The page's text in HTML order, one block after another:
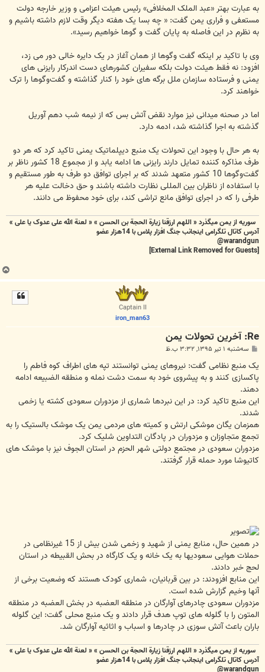
به عبارت بهتر «عبد الملک المخلافی» رئیس هیئت اعزامی و وزیر خارجه دولت
مستعفی و فراری یمن گفت: « چه بسا یک هفته دیگر وقت لازم داشته باشیم و
به نظرم در این فاصله به پایان گفت و گوها خواهیم رسید».
وی با تاکید بر اینکه گفت وگوها از همان آغاز در یک دایره خالی دور می زد،
افزود: نه فقط هیئت دولت بلکه سفیران کشورهای دست اندرکار رایزنی های
یمنی و فرستاده سازمان ملل برگه های خود را کنار گذاشته و گفت‌وگوها را ترک
خواهند کرد.
اما در صحنه میدانی نیز موارد نقض آتش بس که از نیمه شب دهم آوریل
گذشته به اجرا گذاشته شد، ادمه دارد.
به هر حال با وجود این تحولات یک منبع دیپلماتیک یمنی تاکید کرد که هر دو
طرف مذاکره کننده تمایل دارند رایزنی ها ادامه یابد و از مجموع 18 کشور ناظر بر
گفت‌وگوها 10 کشور متعهد شدند که بر اجرای توافق دو طرف به طور مستقیم و
با استفاده از ناظران بین المللی نظارت داشته باشند و حق دخالت علیه هر
طرفی را که در اجرای توافق مانع تراشی کند، برای خود محفوظ می دانند.
سوریه از یمن میگذرد « اللهم ارزقنا زيارة الحجة بن الحسن » « لعنة الله علی عدوک یا علی »
آدرس کاتال تلگرامی اینجانب جنگ افزار پلاس با 14هزار عضو
warandgun@
ب
ا
Captain II
iron_man63
Re: آخرین تحولات یمن
پ
ت
سه‌شنبه ۱ تیر ۱۳۹۵, ۳:۳۲ ب.ظ
یک منبع نظامی گفت: نیروهای یمنی توانستند تپه های اطراف کوه فاطم را
پاکسازی کنند و به پیشروی خود به سمت دشت نمله و منطقه الضبیعه ادامه
دهند.
این منبع تاکید کرد: در این نبردها شماری از مزدوران سعودی کشته یا زخمی
شدند.
همزمان یگان موشکی ارتش و کمیته های مردمی یمن یک موشک بالستیک را به
تجمع متجاوزان و مزدوران در پادگان التداوین شلیک کرد.
مزدوران سعودی در مجتمع دولتی شهر الحزم در استان الجوف نیز با موشک های
کاتیوشا مورد حمله قرار گرفتند.
در همین حال، منابع یمنی از شهید و زخمی شدن بیش از 15 غیرنظامی در
حملات هوایی سعودیها به یک خانه و یک کارگاه در بحش القبیطه در استان
لحج خبر دادند.
این منابع افزودند: در بین قربانیان، شماری کودک هستند که وضعیت برخی از
آنها وخیم گزارش شده است.
مزدوران سعودی چادرهای آوارگان در منطقه العضبه در بخش العضبه در منطقه
المتون را با گلوله های توپ هدف قرار دادند و یک منبع محلی گفت: این گلوله
باران باعث آتش سوزی در چادرها و اسباب و اثاثیه آوارگان شد.
سوریه از یمن میگذرد « اللهم ارزقنا زيارة الحجة بن الحسن » « لعنة الله علی عدوک یا علی »
آدرس کاتال تلگرامی اینجانب جنگ افزار پلاس با 14هزار عضو
warandgun@